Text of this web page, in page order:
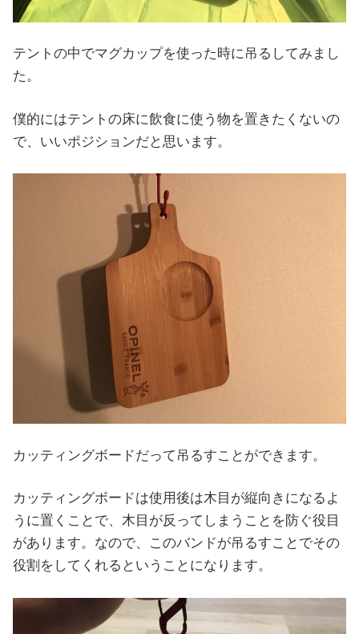
テントの中でマグカップを使った時に吊るしてみまし
た。
僕的にはテントの床に飲食に使う物を置きたくないの
で、いいポジションだと思います。
カッティングボードだって吊るすことができます。
カッティングボードは使用後は木目が縦向きになるよ
うに置くことで、木目が反ってしまうことを防ぐ役目
があります。なので、このバンドが吊るすことでその
役割をしてくれるということになります。